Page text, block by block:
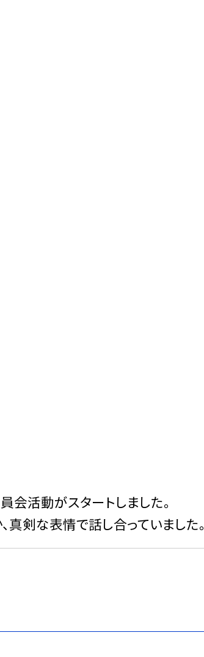
会活動がスタートしました。
真剣な表情で話し合っていました。